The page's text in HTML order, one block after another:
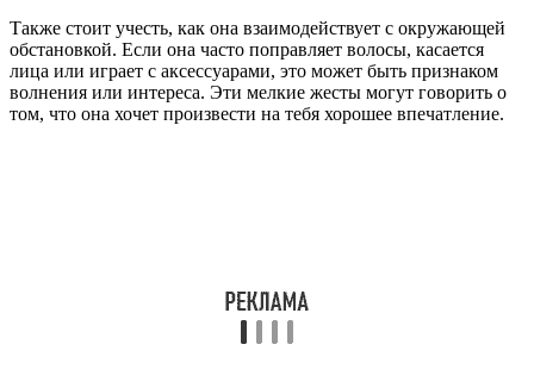
Также стоит учесть, как она взаимодействует с окружающей
обстановкой. Если она часто поправляет волосы, касается
лица или играет с аксессуарами, это может быть признаком
волнения или интереса. Эти мелкие жесты могут говорить о
том, что она хочет произвести на тебя хорошее впечатление.